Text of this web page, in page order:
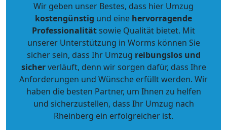
Wir geben unser Bestes, dass hier Umzug
kostengünstig und eine hervorragende
Professionalitätsowie Qualität bietet. Mit
unserer Unterstützung in Worms können Sie
sicher sein, dass Ihr Umzug reibungslos und
sicherverläuft, denn wir sorgen dafür, dass Ihre
Anforderungen und Wünsche erfüllt werden. Wir
haben die besten Partner, um Ihnen zu helfen
und sicherzustellen, dass Ihr Umzug nach
Rheinberg ein erfolgreicher ist.